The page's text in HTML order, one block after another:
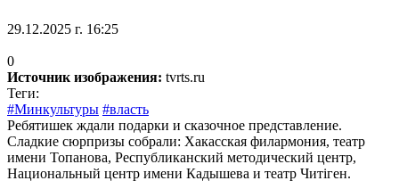
29.12.2025 г. 16:25
0
Источник изображения: tvrts.ru
Теги:
#Минкультуры #власть
Ребятишек ждали подарки и сказочное представление.
Сладкие сюрпризы собрали: Хакасская филармония, театр
имени Топанова, Республиканский методический центр,
Национальный центр имени Кадышева и театр Читiген.